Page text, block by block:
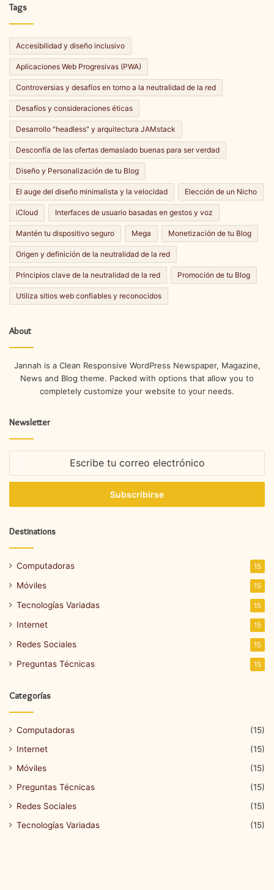
Tags
Accesibilidad y diseño inclusivo
Aplicaciones Web Progresivas (PWA)
Controversias y desafíos en torno a la neutralidad de la red
Desafíos y consideraciones éticas
Desarrollo "headless" y arquitectura JAMstack
Desconfía de las ofertas demasiado buenas para ser verdad
Diseño y Personalización de tu Blog
El auge del diseño minimalista y la velocidad Elección de un Nicho
iCloud Interfaces de usuario basadas en gestos y voz
Mantén tu dispositivo seguro Mega Monetización de tu Blog
Origen y definición de la neutralidad de la red
Principios clave de la neutralidad de la red Promoción de tu Blog
Utiliza sitios web confiables y reconocidos
About
Jannah is a Clean Responsive WordPress Newspaper, Magazine,
News and Blog theme. Packed with options that allow you to
completely customize your website to your needs.
Newsletter
correo
Destinations
Computadoras 15
Móviles 15
Tecnologías Variadas 15
Internet 15
Redes Sociales 15
Preguntas Técnicas 15
Categorías
Computadoras
(15)
Internet
(15)
Móviles
(15)
Preguntas Técnicas
(15)
Redes Sociales
(15)
Tecnologías Variadas
(15)